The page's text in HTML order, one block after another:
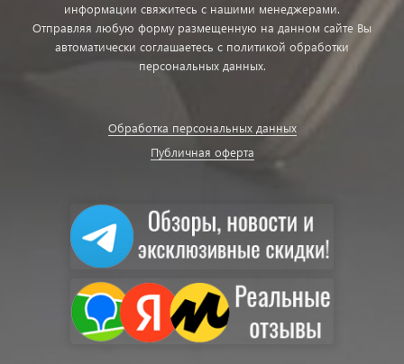
информации свяжитесь с нашими менеджерами.
Отправляя любую форму размещенную на данном сайте Вы
автоматически соглашаетесь с политикой обработки
персональных данных.
Обработка персональных данных
Публичная оферта